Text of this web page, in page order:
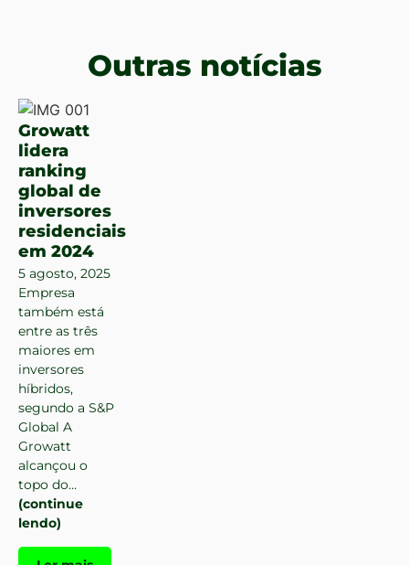
Outras notícias
Growatt
lidera
ranking
global de
inversores
residenciais
em 2024
5 agosto, 2025
Empresa
também está
entre as três
maiores em
inversores
híbridos,
segundo a S&P
Global A
Growatt
alcançou o
topo do…
(continue
lendo)